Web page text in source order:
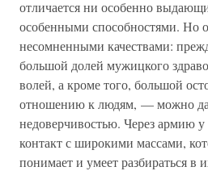
отличается ни особенно
особенными способностями. Но
несомненными качествами:
большой долей мужицкого
волей, а кроме того, большой
отношению к людям, — можно
недоверчивостью. Через армию
контакт с широкими массами,
понимает и умеет разбираться в